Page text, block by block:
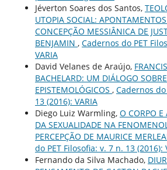
Jéverton Soares dos Santos,
UTOPIA SOCIAL:
CONCEPÇÃO MESSIÂNICA DE
BENJAMIN , Cadernos do PET
VARIA
David Velanes de Araújo,
BACHELARD: UM DIÁLOGO
EPISTEMOLÓGICOS , Cadernos do
13 (2016): VARIA
Diego Luiz Warmling, O CORPO E
DA SEXUALIDADE NA
PERCEPÇÃO DE MAURICE
do PET Filosofia: v. 7 n. 13 (2016):
Fernando da Silva Machado,